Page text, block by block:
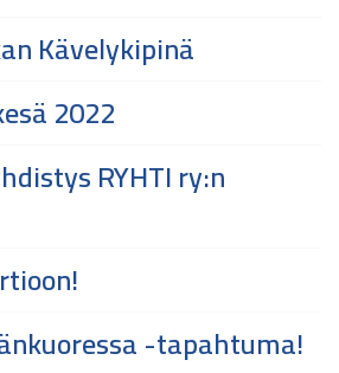
Kävelykipinä
2022
RYHTI ry:n
-tapahtuma!